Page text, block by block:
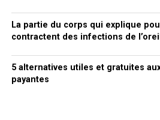
La partie du corps qui explique
contractent des infections de
5 alternatives utiles et gratuites
payantes